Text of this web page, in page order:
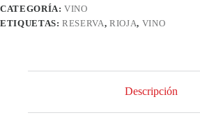
CATEGORÍA:VINO
ETIQUETAS:RESERVA,RIOJA, VINO
Descripción